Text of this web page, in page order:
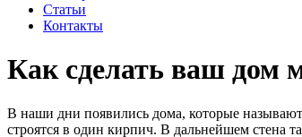
Статьи
Контакты
Как сделать ваш дом
В наши дни появились дома, которые
строятся в один кирпич. В дальнейшем стена